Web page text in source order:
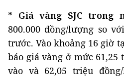
* Giá vàng SJC trong
800.000 đồng/lượng so
trước. Vào khoảng 16 giờ
báo giá vàng ở mức
vào và 62,05 triệu